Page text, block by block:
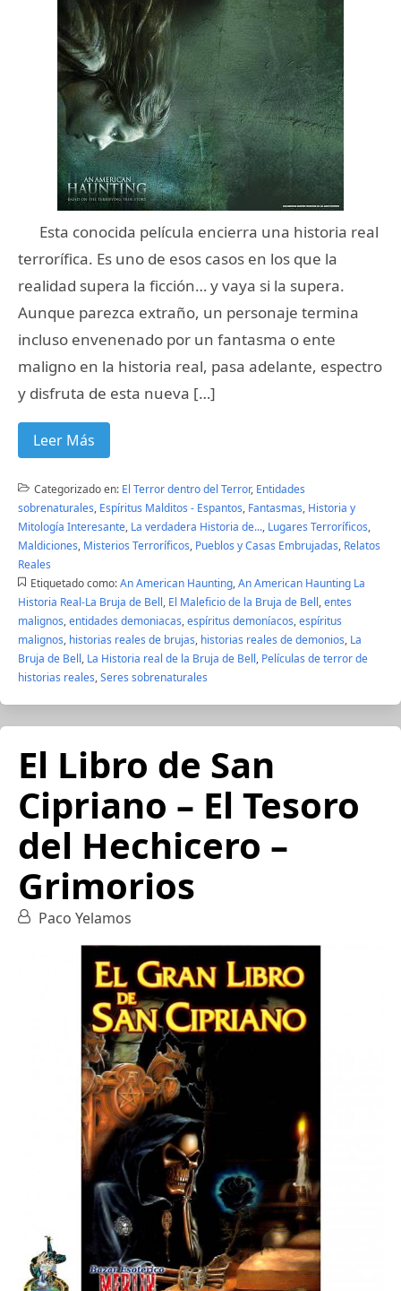
Esta conocida película encierra una historia real
terrorífica. Es uno de esos casos en los que la
realidad supera la ficción… y vaya si la supera.
Aunque parezca extraño, un personaje termina
incluso envenenado por un fantasma o ente
maligno en la historia real, pasa adelante, espectro
y disfruta de esta nueva […]
Leer Más
Categorizado en: El Terror dentro del Terror, Entidades
sobrenaturales, Espíritus Malditos - Espantos, Fantasmas, Historia y
Mitología Interesante, La verdadera Historia de..., Lugares Terroríficos,
Maldiciones, Misterios Terroríficos, Pueblos y Casas Embrujadas, Relatos
Reales
Etiquetado como: An American Haunting,An American Haunting La
Historia Real-La Bruja de Bell, El Maleficio de la Bruja de Bell,entes
malignos,entidades demoniacas,espíritus demoníacos,espíritus
malignos, historias reales de brujas, historias reales de demonios, La
Bruja de Bell, La Historia real de la Bruja de Bell, Películas de terror de
historias reales,Seres sobrenaturales
El Libro de San
Cipriano – El Tesoro
del Hechicero –
Grimorios
Paco Yelamos